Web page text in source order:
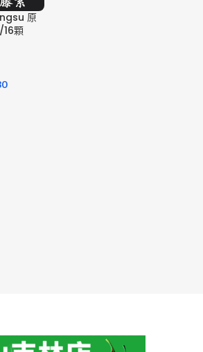
原
16顆